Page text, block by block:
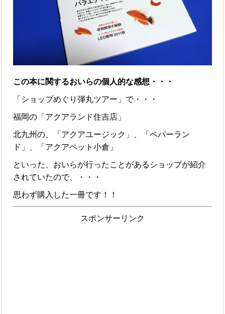
この本に関するおいらの個人的な感想・・・
「ショップめぐり弾丸ツアー」で・・・
福岡の「アクアランド住吉店」
北九州の、「アクアユージック」、「ペパーラン
ド」、「アクアペット小倉」
といった、おいらが行ったことがあるショップが紹介
されていたので、・・・
思わず購入した一冊です！！
スポンサーリンク